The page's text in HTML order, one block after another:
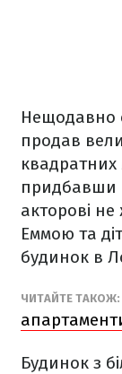
Нещодавно
продав
квадратних
придбавши
акторові
Еммою та
будинок в
ЧИТАЙТЕ ТАКОЖ:
Будинок з